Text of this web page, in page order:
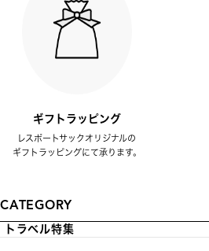
ギフトラッピング
レスポートサックオリジナルの
ギフトラッピングにて承ります。
CATEGORY
トラベル特集